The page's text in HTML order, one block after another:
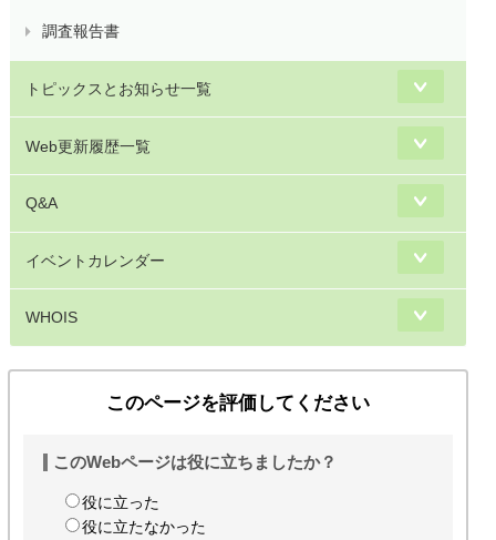
調査報告書
トピックスとお知らせ一覧
Web更新履歴一覧
Q&A
イベントカレンダー
WHOIS
このページを評価してください
このWebページは役に立ちましたか？
役に立った
役に立たなかった